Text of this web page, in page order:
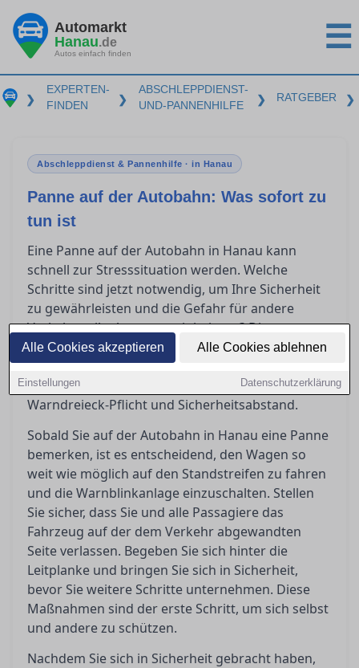
Alle Cookies akzeptieren Alle Cookies ablehnen
Einstellungen Datenschutzerklärung
Automarkt
Hanau.de
Autos einfach finden ☰
❯
EXPERTEN-
FINDEN
❯
ABSCHLEPPDIENST-
UND-PANNENHILFE
❯ RATGEBER ❯
Abschleppdienst & Pannenhilfe · in Hanau
Panne auf der Autobahn: Was sofort zu
tun ist
Eine Panne auf der Autobahn in Hanau kann
schnell zur Stresssituation werden. Welche
Schritte sind jetzt notwendig, um Ihre Sicherheit
zu gewährleisten und die Gefahr für andere
Verkehrsteilnehmer zu minimieren? Dieser
Leitfaden bietet Ihnen Orientierung, ob Sie selbst
eingreifen können oder professionelle Hilfe
erforderlich ist, und erklärt die Bedeutung von
Warndreieck-Pflicht und Sicherheitsabstand.
Sobald Sie auf der Autobahn in Hanau eine Panne
bemerken, ist es entscheidend, den Wagen so
weit wie möglich auf den Standstreifen zu fahren
und die Warnblinkanlage einzuschalten. Stellen
Sie sicher, dass Sie und alle Passagiere das
Fahrzeug auf der dem Verkehr abgewandten
Seite verlassen. Begeben Sie sich hinter die
Leitplanke und bringen Sie sich in Sicherheit,
bevor Sie weitere Schritte unternehmen. Diese
Maßnahmen sind der erste Schritt, um sich selbst
und andere zu schützen.
Nachdem Sie sich in Sicherheit gebracht haben,